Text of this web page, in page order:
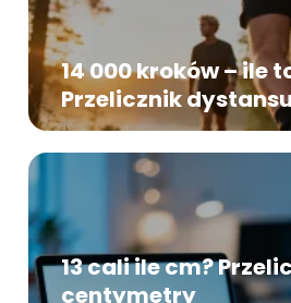
14 000 kroków – ile
Przelicznik
13 cali ile cm?
centymetry